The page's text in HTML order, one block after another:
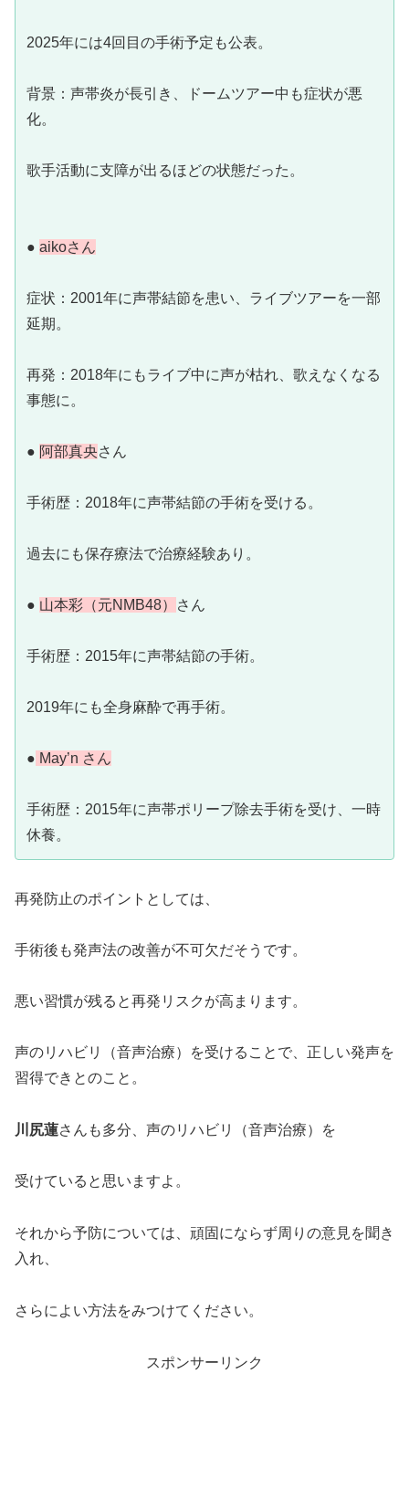
2025年には4回目の手術予定も公表。
背景：声帯炎が長引き、ドームツアー中も症状が悪
化。
歌手活動に支障が出るほどの状態だった。
● aikoさん
症状：2001年に声帯結節を患い、ライブツアーを一部
延期。
再発：2018年にもライブ中に声が枯れ、歌えなくなる
事態に。
● 阿部真央さん
手術歴：2018年に声帯結節の手術を受ける。
過去にも保存療法で治療経験あり。
● 山本彩（元NMB48） さん
手術歴：2015年に声帯結節の手術。
2019年にも全身麻酔で再手術。
● May’n さん
手術歴：2015年に声帯ポリープ除去手術を受け、一時
休養。
再発防止のポイントとしては、
手術後も発声法の改善が不可欠だそうです。
悪い習慣が残ると再発リスクが高まります。
声のリハビリ（音声治療）を受けることで、正しい発声を
習得できとのこと。
川尻蓮さんも多分、声のリハビリ（音声治療）を
受けていると思いますよ。
それから予防については、頑固にならず周りの意見を聞き
入れ、
さらによい方法をみつけてください。
スポンサーリンク